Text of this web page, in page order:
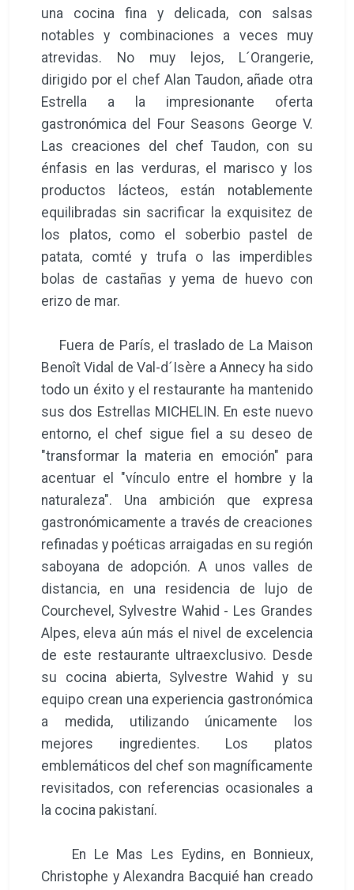
una cocina fina y delicada, con salsas
notables y combinaciones a veces muy
atrevidas. No muy lejos, L´Orangerie,
dirigido por el chef Alan Taudon, añade otra
Estrella a la impresionante oferta
gastronómica del Four Seasons George V.
Las creaciones del chef Taudon, con su
énfasis en las verduras, el marisco y los
productos lácteos, están notablemente
equilibradas sin sacrificar la exquisitez de
los platos, como el soberbio pastel de
patata, comté y trufa o las imperdibles
bolas de castañas y yema de huevo con
erizo de mar.
Fuera de París, el traslado de La Maison
Benoît Vidal de Val-d´Isère a Annecy ha sido
todo un éxito y el restaurante ha mantenido
sus dos Estrellas MICHELIN. En este nuevo
entorno, el chef sigue fiel a su deseo de
"transformar la materia en emoción" para
acentuar el "vínculo entre el hombre y la
naturaleza". Una ambición que expresa
gastronómicamente a través de creaciones
refinadas y poéticas arraigadas en su región
saboyana de adopción. A unos valles de
distancia, en una residencia de lujo de
Courchevel, Sylvestre Wahid - Les Grandes
Alpes, eleva aún más el nivel de excelencia
de este restaurante ultraexclusivo. Desde
su cocina abierta, Sylvestre Wahid y su
equipo crean una experiencia gastronómica
a medida, utilizando únicamente los
mejores ingredientes. Los platos
emblemáticos del chef son magníficamente
revisitados, con referencias ocasionales a
la cocina pakistaní.
En Le Mas Les Eydins, en Bonnieux,
Christophe y Alexandra Bacquié han creado